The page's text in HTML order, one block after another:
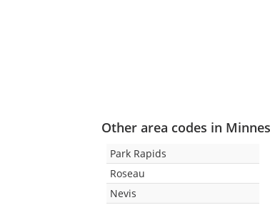
Other area codes in
Park Rapids
Roseau
Nevis